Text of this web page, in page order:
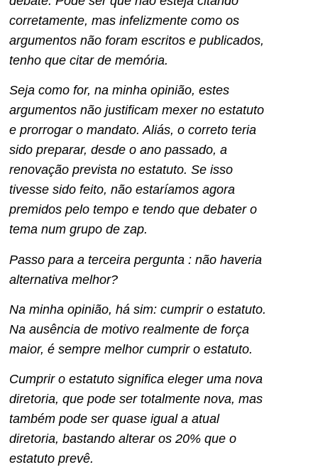
corretamente, mas infelizmente como os
argumentos não foram escritos e publicados,
tenho que citar de memória.
Seja como for, na minha opinião, estes
argumentos não justificam mexer no estatuto
e prorrogar o mandato. Aliás, o correto teria
sido preparar, desde o ano passado, a
renovação prevista no estatuto. Se isso
tivesse sido feito, não estaríamos agora
premidos pelo tempo e tendo que debater o
tema num grupo de zap.
Passo para a terceira pergunta : não haveria
alternativa melhor?
Na minha opinião, há sim: cumprir o estatuto.
Na ausência de motivo realmente de força
maior, é sempre melhor cumprir o estatuto.
Cumprir o estatuto significa eleger uma nova
diretoria, que pode ser totalmente nova, mas
também pode ser quase igual a atual
diretoria, bastando alterar os 20% que o
estatuto prevê.